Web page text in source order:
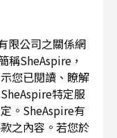
限公司之關係網
SheAspire，
您已閱讀、瞭解
特定服
。SheAspire有
之內容。若您於